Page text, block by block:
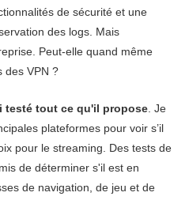
9.8
9.6
9.2
9.2
9.8
de sécurité et une
des logs. Mais
Peut-elle quand même
des VPN ?
testé tout ce qu'il propose. Je
plateformes pour voir s’il
pour le streaming. Des tests de
de déterminer s'il est en
de navigation, de jeu et de